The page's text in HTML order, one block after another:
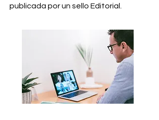
publicada por un sello Editorial.